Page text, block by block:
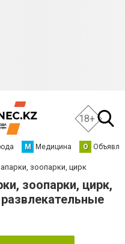
18+
М Медицина О
зоопарки, цирк
зоопарки, цирк,